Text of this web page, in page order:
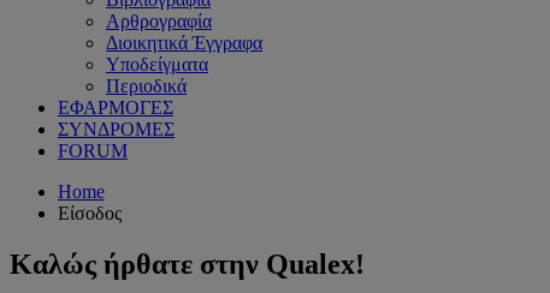
Αρθρογραφία
Διοικητικά Έγγραφα
Υποδείγματα
Περιοδικά
ΕΦΑΡΜΟΓΕΣ
ΣΥΝΔΡΟΜΕΣ
FORUM
Home
Είσοδος
Καλώς ήρθατε στην Qualex!